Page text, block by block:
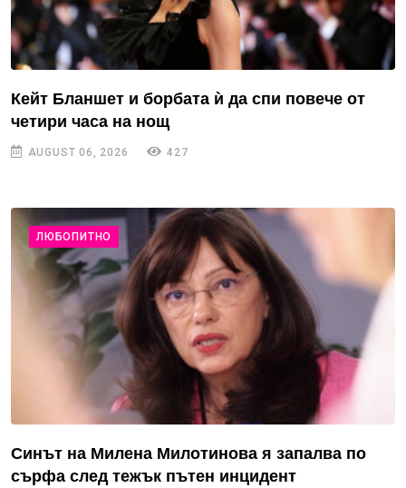
Кейт Бланшет и борбата ѝ да спи повече от
четири часа на нощ
AUGUST 06, 2026 427
ЛЮБОПИТНО
Синът на Милена Милотинова я запалва по
сърфа след тежък пътен инцидент